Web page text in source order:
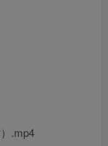
.mp4